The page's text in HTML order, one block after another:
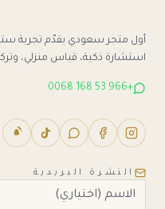
أول متجر سعودي يقدّم تجربة
استشارة ذكية، قياس منزلي،
+966 53 168 0068
النشرة البريدية